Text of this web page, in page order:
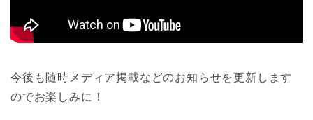
今後も随時メディア掲載などのお知らせを更新します
のでお楽しみに！